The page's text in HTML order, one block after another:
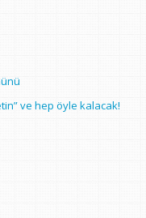
ve hep öyle kalacak!